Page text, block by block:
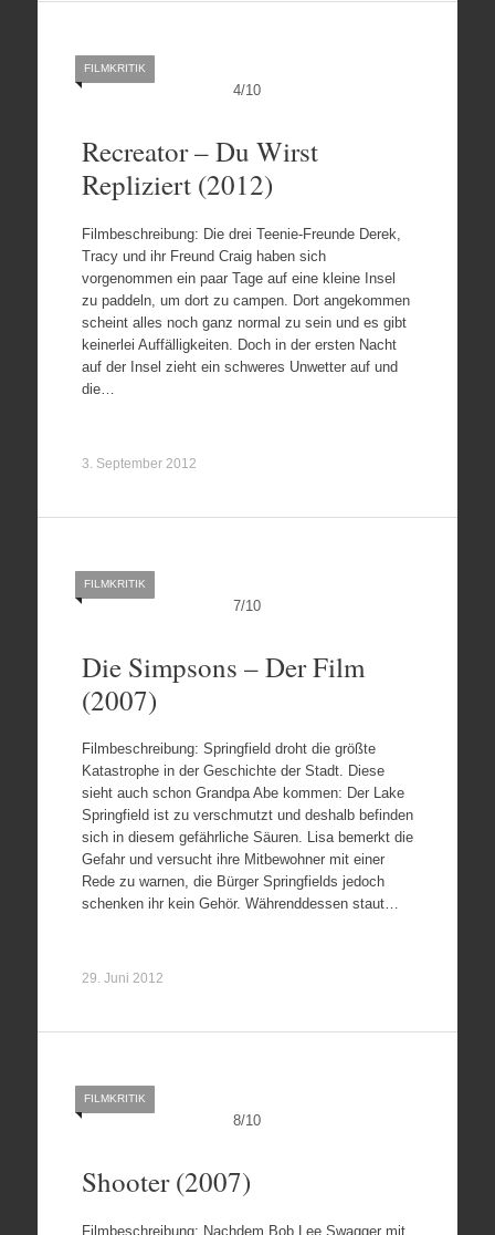
4/10
FILMKRITIK
Recreator – Du Wirst
Repliziert (2012)
Filmbeschreibung: Die drei Teenie-Freunde Derek,
Tracy und ihr Freund Craig haben sich
vorgenommen ein paar Tage auf eine kleine Insel
zu paddeln, um dort zu campen. Dort angekommen
scheint alles noch ganz normal zu sein und es gibt
keinerlei Auffälligkeiten. Doch in der ersten Nacht
auf der Insel zieht ein schweres Unwetter auf und
die…
3. September 2012
7/10
FILMKRITIK
Die Simpsons – Der Film
(2007)
Filmbeschreibung: Springfield droht die größte
Katastrophe in der Geschichte der Stadt. Diese
sieht auch schon Grandpa Abe kommen: Der Lake
Springfield ist zu verschmutzt und deshalb befinden
sich in diesem gefährliche Säuren. Lisa bemerkt die
Gefahr und versucht ihre Mitbewohner mit einer
Rede zu warnen, die Bürger Springfields jedoch
schenken ihr kein Gehör. Währenddessen staut…
29. Juni 2012
8/10
FILMKRITIK
Shooter (2007)
Filmbeschreibung: Nachdem Bob Lee Swagger mit